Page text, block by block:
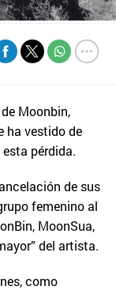
Moonbin,
ha vestido de
pérdida.
de sus
femenino al
MoonSua,
del artista.
como